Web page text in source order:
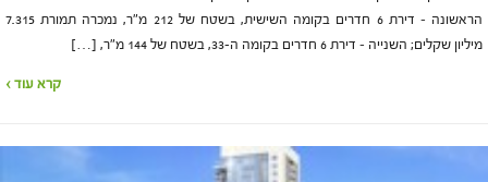
הראשונה – דירת 6 חדרים בקומה השישית, בשטח של 212 מ"ר, נמכרה תמורת 7.315
מיליון שקלים; השנייה – דירת 6 חדרים בקומה ה-33, בשטח של 144 מ"ר, […]
קרא עוד ›